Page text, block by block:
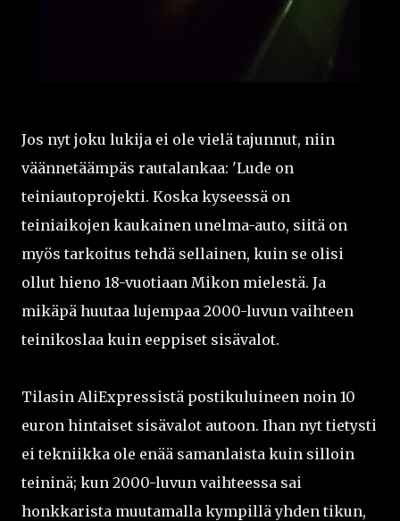
Jos nyt joku lukija ei ole vielä tajunnut, niin
väännetäämpäs rautalankaa: 'Lude on
teiniautoprojekti. Koska kyseessä on
teiniaikojen kaukainen unelma-auto, siitä on
myös tarkoitus tehdä sellainen, kuin se olisi
ollut hieno 18-vuotiaan Mikon mielestä. Ja
mikäpä huutaa lujempaa 2000-luvun vaihteen
teinikoslaa kuin eeppiset sisävalot.
Tilasin AliExpressistä postikuluineen noin 10
euron hintaiset sisävalot autoon. Ihan nyt tietysti
ei tekniikka ole enää samanlaista kuin silloin
teininä; kun 2000-luvun vaihteessa sai
honkkarista muutamalla kympillä yhden tikun,